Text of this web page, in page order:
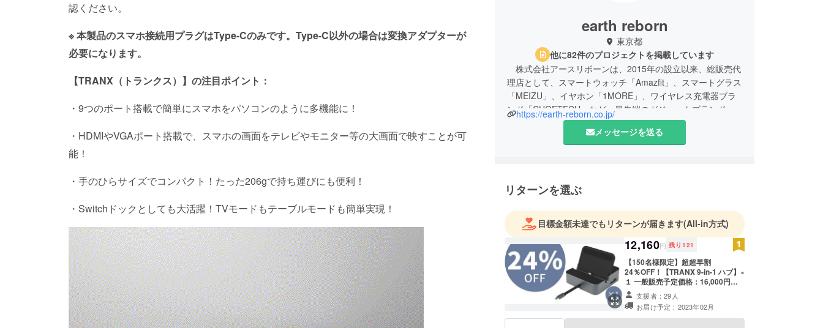
認ください。
※ 本製品のスマホ接続用プラグはType-Cのみです。Type-C以外の場合は変換アダプターが
必要になります。
【TRANX（トランクス）】の注目ポイント：
・9つのポート搭載で簡単にスマホをパソコンのように多機能に！
・HDMIやVGAポート搭載で、スマホの画面をテレビやモニター等の大画面で映すことが可
能！
・手のひらサイズでコンパクト！たった206gで持ち運びにも便利！
・Switchドックとしても大活躍！TVモードもテーブルモードも簡単実現！
earth reborn
東京都
他に82件のプロジェクトを掲載しています
株式会社アースリボーンは、2015年の設立以来、総販売代
理店として、スマートウォッチ「Amazfit」、スマートグラス
「MEIZU」、イヤホン「1MORE」、ワイヤレス充電器ブラ
ンド「CHOETECH」など、最先端のガジェットブランドを
幅広く取り扱っております。
一同、情熱を持って事業に取り組んでいます。
社名「アースリボーン（Earth Reborn）」には、「地球全
体の調和を願う」という想いが込められています。私たち
は、地域社会から世界へと貢献できるグローバル企業を目指
し、貧困地域での慈善活動や、貧困・差別といった社会課題
の改善にも微力ながら取り組んでおります。
今後とも、皆さまの温かいご支援を賜りますよう、心より
https://earth-reborn.co.jp/
メッセージを送る
リターンを選ぶ
目標金額未達でもリターンが届きます(All-in方式)
12,160円 残り 121
【150名様限定】超超早割
24％OFF！【TRANX 9-in-1 ハブ】×
１ 一般販売予定価格：16,000円
（税込） ※送料無料（日本国内限
定） 内容物： 【TRANX】本体×1
（取扱説明書不要、誰でも楽に使え
ます）
支援者：29人
お届け予定：2023年02月